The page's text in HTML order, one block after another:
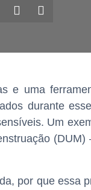
e uma
durante
Um
por que essa